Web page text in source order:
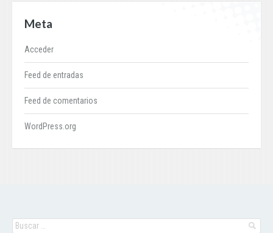
Meta
Acceder
Feed de entradas
Feed de comentarios
WordPress.org